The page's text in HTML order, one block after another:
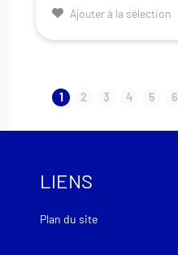
Ajouter à la sélection
1 2 3 4 5 6
LIENS
Plan du site